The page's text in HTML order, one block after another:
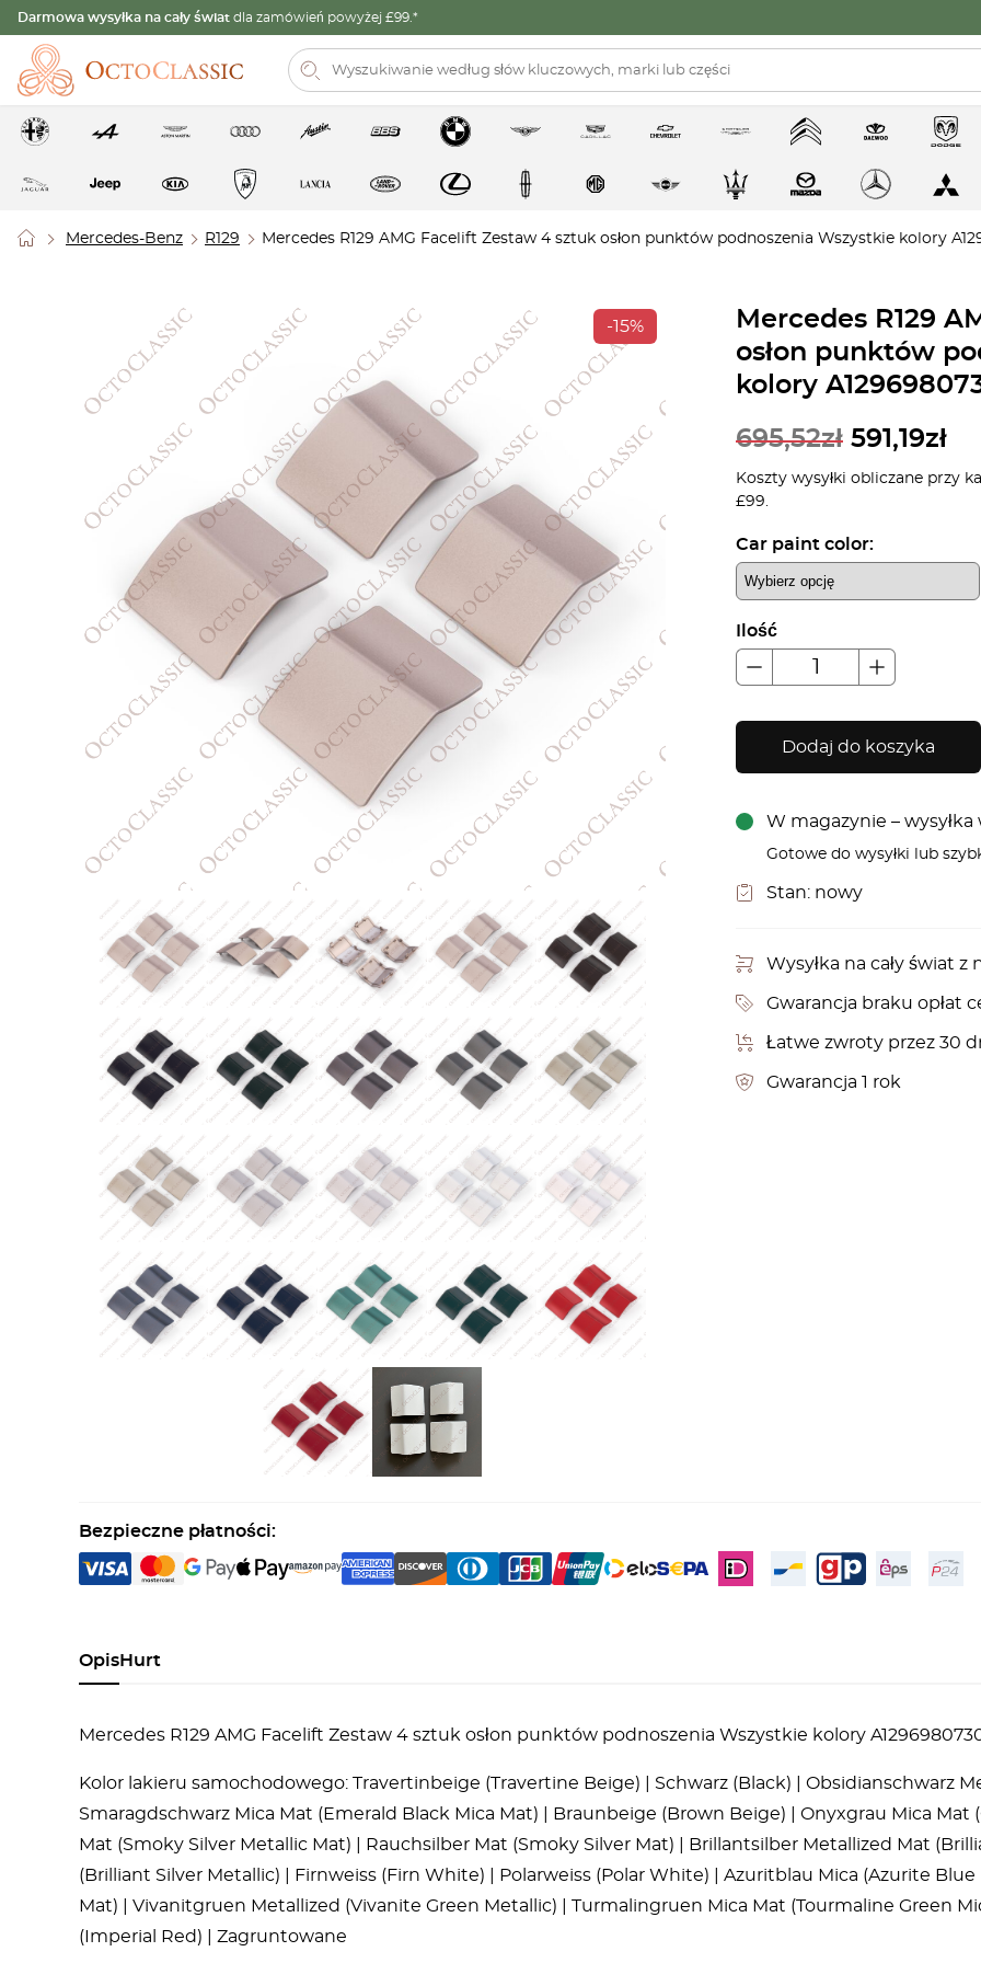
Darmowa wysyłka na cały świat dla zamówień powyżej £99.*
Mercedes-Benz R129 Mercedes R129 AMG Facelift Zestaw 4 sztuk osłon punktów podnoszenia Wszystkie kolory
-15%
Mercedes R129
osłon punktów
kolory
695,52zł 591,19zł
Koszty wysyłki obliczane przy
£99.
Car paint color:
Ilość
Dodaj do koszyka
W magazynie –
Gotowe do wysyłki lub
Stan: nowy
Wysyłka na cały świat
Gwarancja braku opłat
Łatwe zwroty przez 30
Gwarancja 1 rok
Bezpieczne płatności:
OpisHurt
Mercedes R129 AMG Facelift Zestaw 4 sztuk osłon punktów podnoszenia Wszystkie kolory
Kolor lakieru samochodowego: Travertinbeige (Travertine Beige) | Schwarz (Black) | Obsidianschwarz
Smaragdschwarz Mica Mat (Emerald Black Mica Mat) | Braunbeige (Brown Beige) | Onyxgrau Mica Mat
Mat (Smoky Silver Metallic Mat) | Rauchsilber Mat (Smoky Silver Mat) | Brillantsilber Metallized Mat
(Brilliant Silver Metallic) | Firnweiss (Firn White) | Polarweiss (Polar White) | Azuritblau Mica (Azurite
Mat) | Vivanitgruen Metallized (Vivanite Green Metallic) | Turmalingruen Mica Mat (Tourmaline Green
(Imperial Red) | Zagruntowane